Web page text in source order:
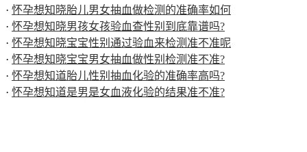
· 怀孕想知晓胎儿男女抽血做检测的准确率如何
· 怀孕想知晓男孩女孩验血查性别到底靠谱吗?
· 怀孕想知晓宝宝性别通过验血来检测准不准呢
· 怀孕想知晓宝宝男女抽血做性别检测准不准?
· 怀孕想知道胎儿性别抽血化验的准确率高吗?
· 怀孕想知道是男是女血液化验的结果准不准?